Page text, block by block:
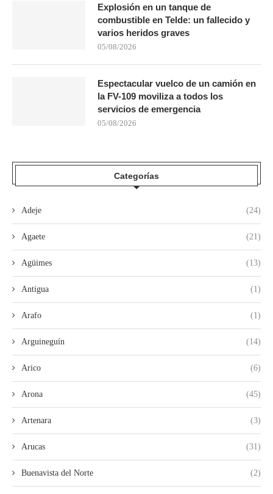
Explosión en un tanque de
combustible en Telde: un fallecido y
varios heridos graves
05/08/2026
Espectacular vuelco de un camión en
la FV-109 moviliza a todos los
servicios de emergencia
05/08/2026
Categorías
Adeje (24)
Agaete (21)
Agüimes (13)
Antigua (1)
Arafo (1)
Arguineguín (14)
Arico (6)
Arona (45)
Artenara (3)
Arucas (31)
Buenavista del Norte (2)